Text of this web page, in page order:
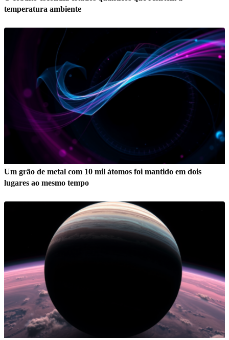
temperatura ambiente
Um grão de metal com 10 mil átomos foi mantido em dois
lugares ao mesmo tempo